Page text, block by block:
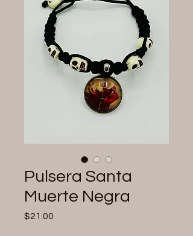
Pulsera Santa
Muerte Negra
$21.00